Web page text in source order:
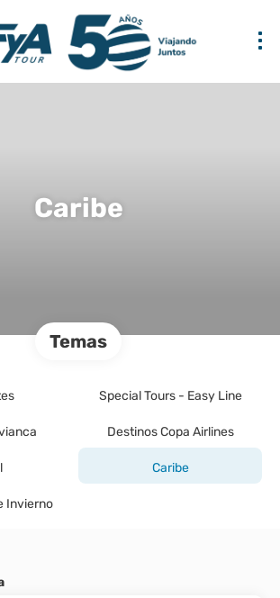
Caribe
Temas
Special Tours - Easy Line
Destinos Copa Airlines
Caribe
Invierno